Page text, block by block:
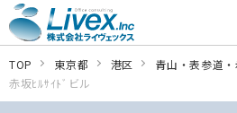
TOP 東京都 港区 青山・表参道
赤坂ﾋﾙｻｲﾄﾞビル